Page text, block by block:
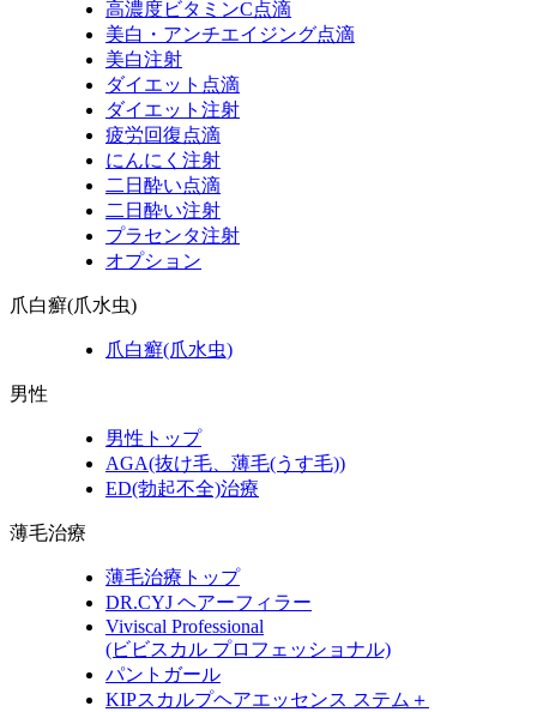
高濃度ビタミンC点滴
美白・アンチエイジング点滴
美白注射
ダイエット点滴
ダイエット注射
疲労回復点滴
にんにく注射
二日酔い点滴
二日酔い注射
プラセンタ注射
オプション
爪白癬(爪水虫)
爪白癬(爪水虫)
男性
男性トップ
AGA(抜け毛、薄毛(うす毛))
ED(勃起不全)治療
薄毛治療
薄毛治療トップ
DR.CYJ ヘアーフィラー
Viviscal Professional
(ビビスカル プロフェッショナル)
パントガール
KIPスカルプヘアエッセンス ステム＋